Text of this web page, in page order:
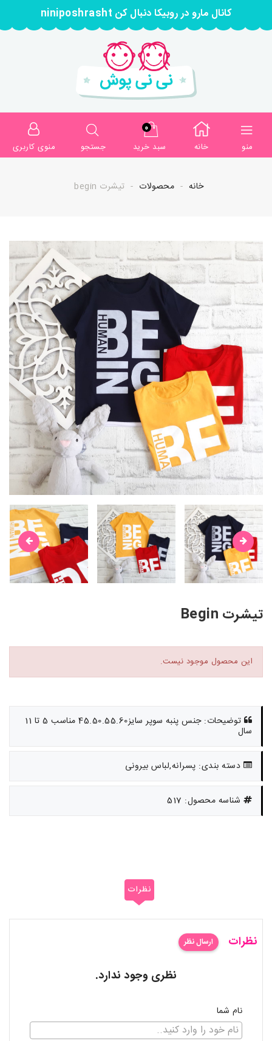
کانال مارو در روبیکا دنبال کن niniposhrasht
منو خانه
0
سبد خرید
جستجو منوی کاربری
خانه محصولات تیشرت begin
تیشرت Begin
این محصول موجود نیست.
توضیحات: جنس پنبه سوپر سایز45.50.55.60 مناسب 5 تا 11
سال
دسته بندی: پسرانه,لباس بیرونی
شناسه محصول: 517
نظرات
نظرات ارسال نظر
نظری وجود ندارد.
نام شما